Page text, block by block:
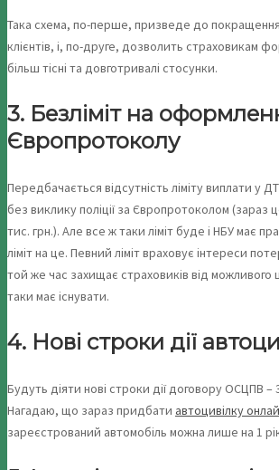
Така схема, по-перше, призведе до
клієнтів, і, по-друге, дозволить страховикам
більш тісні та довготривалі стосунки.
3. Безліміт на
Європротоколу
Передбачається відсутність ліміту виплати у
без виклику поліції за Європротоколом (зараз
тис. грн.). Але все ж таки ліміт буде і НБУ має
ліміт на це. Певний ліміт враховує інтереси
той же час захищає страховиків від
таки має існувати.
4. Нові строки дії
Будуть діяти нові строки дії договору ОСЦПВ –
Нагадаю, що зараз придбати автоцивілку
зареєстрований автомобіль можна лише на 1